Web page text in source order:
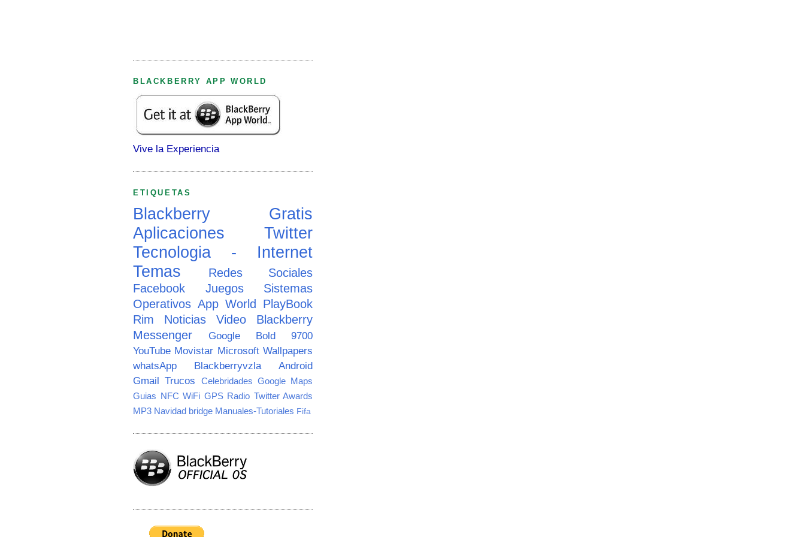
BLACKBERRY APP WORLD
Vive la Experiencia
ETIQUETAS
Blackberry
Gratis
Aplicaciones
Twitter
Tecnologia - Internet
Temas
Redes Sociales
Facebook
Juegos
Sistemas
Operativos App World PlayBook
Rim
Noticias Video
Blackberry
Messenger
Google
Bold 9700
YouTube Movistar Microsoft Wallpapers
whatsApp
Blackberryvzla
Android
Gmail Trucos Celebridades Google Maps
Guias NFC WiFi GPS Radio Twitter Awards
MP3 Navidad bridge Manuales-Tutoriales Fifa